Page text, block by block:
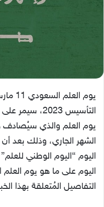
التأسيس
يوم العلم والذي سيُصادف
الشهر الجاري، وذلك بعد
اليوم “اليوم الوطني
اليوم على ما هو يوم
التفاصيل المُتعلقة بهذا